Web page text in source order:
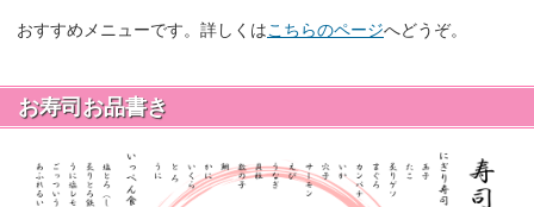
おすすめメニューです。詳しくはこちらのページへどうぞ。
お寿司お品書き